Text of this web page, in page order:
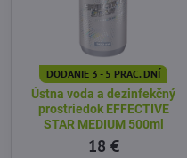
DODANIE 3 - 5 PRAC. DNÍ
Ústna voda a dezinfekčný
prostriedok EFFECTIVE
STAR MEDIUM 500ml
18 €